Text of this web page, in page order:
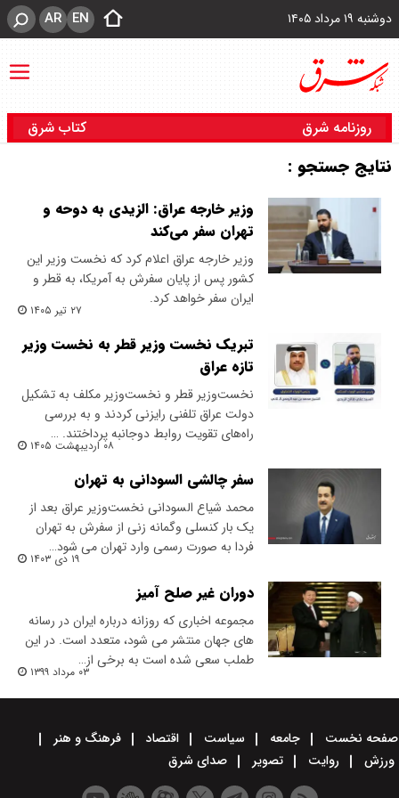
دوشنبه ۱۹ مرداد ۱۴۰۵ EN
AR
روزنامه شرق کتاب شرق
نتایج جستجو :
وزیر خارجه عراق: الزیدی به دوحه و
تهران سفر می‌کند
وزیر خارجه عراق اعلام کرد که نخست وزیر این
کشور پس از پایان سفرش به آمریکا، به قطر و
ایران سفر خواهد کرد.
۲۷ تیر ۱۴۰۵
تبریک نخست وزیر قطر به نخست وزیر
تازه عراق
نخست‌وزیر قطر و نخست‌وزیر مکلف به تشکیل
دولت عراق تلفنی رایزنی کردند و به بررسی
راه‌های تقویت روابط دوجانبه پرداختند. …
۰۸ اردیبهشت ۱۴۰۵
سفر چالشی السودانی به تهران
محمد شیاع السودانی نخست‌وزیر عراق بعد از
یک بار کنسلی وگمانه زنی از سفرش به تهران
فردا به صورت رسمی وارد تهران می شود…
۱۹ دی ۱۴۰۳
دوران غیر صلح آمیز
مجموعه اخباری كه روزانه درباره ایران در رسانه
های جهان منتشر می شود، متعدد است. در این
طملب سعی شده است به برخی از…
۰۳ مرداد ۱۳۹۹
صفحه نخست جامعه سیاست اقتصاد
فرهنگ و هنر
ورزش
روایت تصویر صدای شرق